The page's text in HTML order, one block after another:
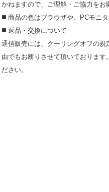
かねますので、ご理解・ご協⼒をお
◼️ 商品の⾊はブラウザや、PCモニ
◼️ 返品・交換について
通信販売には、クーリングオフの
由でもお断りさせて頂いておりま
ださい。